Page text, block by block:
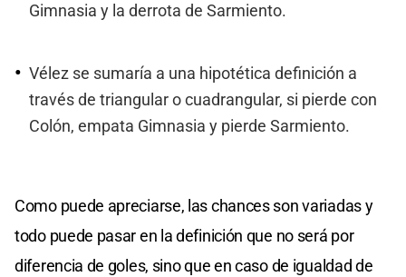
Gimnasia y la derrota de Sarmiento.
Vélez se sumaría a una hipotética definición a
través de triangular o cuadrangular, si pierde con
Colón, empata Gimnasia y pierde Sarmiento.
Como puede apreciarse, las chances son variadas y
todo puede pasar en la definición que no será por
diferencia de goles, sino que en caso de igualdad de